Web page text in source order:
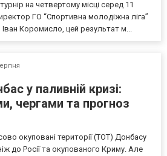
на четвертому місці серед 11
ГО “Спортивна молодіжна ліга”
Коромисло, цей результат м...
у паливній кризі:
чергами та прогноз
окуповані території (ТОТ) Донбасу
до Росії та окупованого Криму. Але